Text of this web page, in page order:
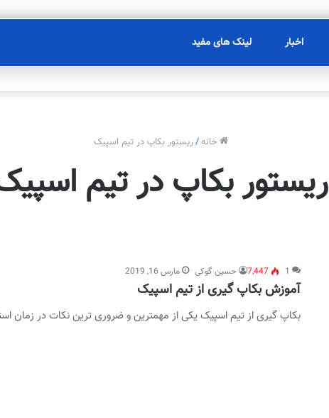
لینک های مفید اخبار
خانه/ریستور بکاپ در تیم اسپیک
ریستور بکاپ در تیم
حسین گوکی مارس 16, 2019 1
7,447
آموزش بکاپ گیری از تیم اسپیک
بکاپ گیری از تیم اسپیک یکی از مهمترین و ضروری ترین نکات در زمان